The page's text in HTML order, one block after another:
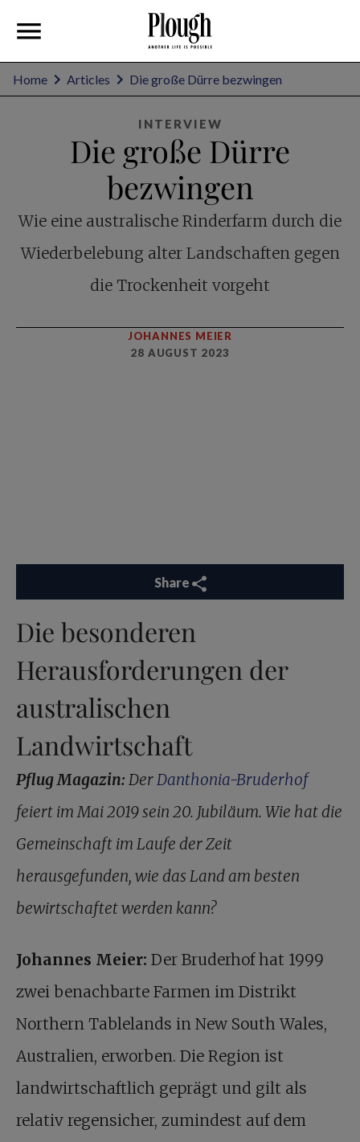
Home Articles Die große Dürre bezwingen
INTERVIEW
Die große Dürre
bezwingen
Wie eine australische Rinderfarm durch die
Wiederbelebung alter Landschaften gegen
die Trockenheit vorgeht
JOHANNES MEIER
28 AUGUST 2023
Share
Die besonderen
Herausforderungen der
australischen
Landwirtschaft
Pflug Magazin: DerDanthonia-Bruderhof
feiert im Mai 2019 sein 20. Jubiläum. Wie hat die
Gemeinschaft im Laufe der Zeit
herausgefunden, wie das Land am besten
bewirtschaftet werden kann?
Johannes Meier: Der Bruderhof hat 1999
zwei benachbarte Farmen im Distrikt
Northern Tablelands in New South Wales,
Australien, erworben. Die Region ist
landwirtschaftlich geprägt und gilt als
relativ regensicher, zumindest auf dem